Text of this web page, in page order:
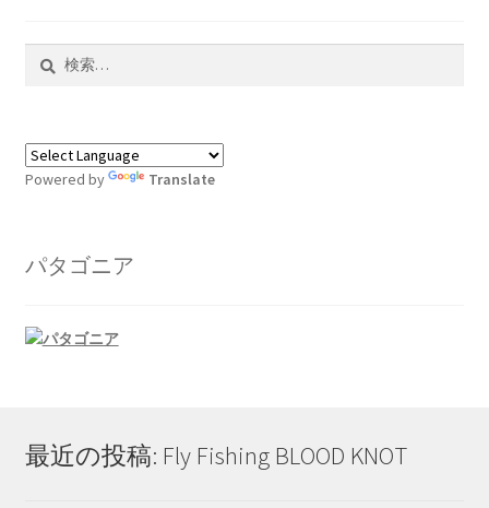
Powered by Translate
パタゴニア
最近の投稿: Fly Fishing BLOOD KNOT